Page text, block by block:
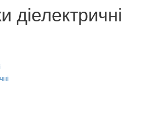
діелектричні